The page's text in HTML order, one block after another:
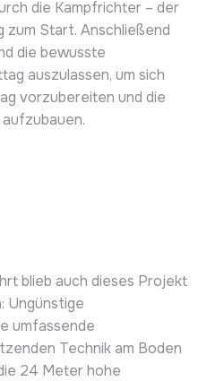
die Kampfrichter – der
zum Start. Anschließend
die bewusste
auszulassen, um sich
vorzubereiten und die
blieb auch dieses Projekt
Ungünstige
umfassende
Technik am Boden
24 Meter hohe